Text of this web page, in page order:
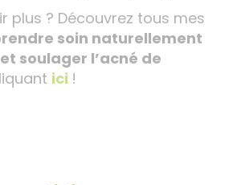
plus ? Découvrez tous mes
soin naturellement
soulager l’acné de
ici !